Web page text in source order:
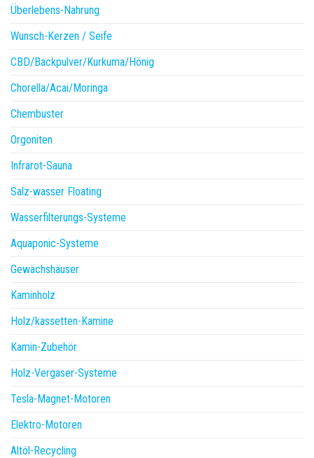
Überlebens-Nahrung
Wunsch-Kerzen / Seife
CBD/Backpulver/Kurkuma/Hönig
Chorella/Acai/Moringa
Chembuster
Orgoniten
Infrarot-Sauna
Salz-wasser Floating
Wasserfilterungs-Systeme
Aquaponic-Systeme
Gewächshäuser
Kaminholz
Holz/kassetten-Kamine
Kamin-Zubehör
Holz-Vergaser-Systeme
Tesla-Magnet-Motoren
Elektro-Motoren
Altöl-Recycling